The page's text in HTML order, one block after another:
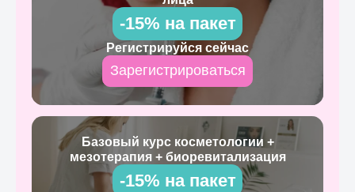
-15% на пакет
Регистрируйся сейчас
Зарегистрироваться
Базовый курс косметологии +
мезотерапия + биоревитализация
-15% на пакет